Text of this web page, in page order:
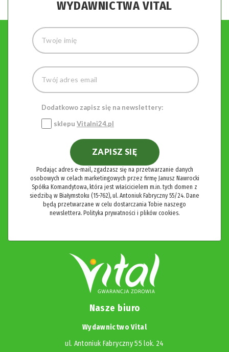
WYDAWNICTWA VITAL
Dodatkowo zapisz się na newslettery:
sklepu Vitalni24.pl
ZAPISZ SIĘ
Podając adres e-mail, zgadzasz się na przetwarzanie danych
osobowych w celach marketingowych przez firmę Janusz Nawrocki
Spółka Komandytowa, która jest właścicielem m.in. tych domen z
siedzibą w Białymstoku (15-762), ul. Antoniuk Fabryczny 55/24. Dane
będą przetwarzane w celu dostarczania Tobie naszego
newslettera. Polityka prywatności i plików cookies.
Nasze biuro
Wydawnictwo Vital
ul. Antoniuk Fabryczny 55 lok. 24